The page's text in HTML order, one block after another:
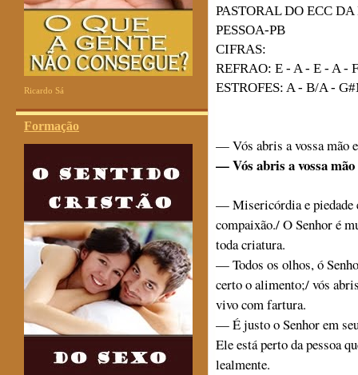
Ricardo Sá
Formação
PASTORAL DO ECC
PESSOA-PB
CIFRAS:
REFRAO: E - A - E - A -
ESTROFES: A - B/A -
— Vós abris a vossa mão
— Vós abris a vossa mão
— Misericórdia e piedade
compaixão./ O Senhor é
toda criatura.
— Todos os olhos, ó
certo o alimento;/ vós
vivo com fartura.
— É justo o Senhor em
Ele está perto da pessoa
lealmente.